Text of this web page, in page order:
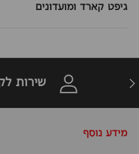
גיפט קארד ומועדונים
חזרה שירות
מידע נוסף